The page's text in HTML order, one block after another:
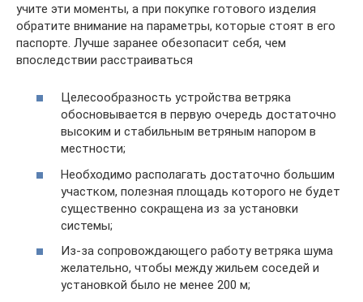
учите эти моменты, а при покупке готового изделия
обратите внимание на параметры, которые стоят в его
паспорте. Лучше заранее обезопасит себя, чем
впоследствии расстраиваться
Целесообразность устройства ветряка
обосновывается в первую очередь достаточно
высоким и стабильным ветряным напором в
местности;
Необходимо располагать достаточно большим
участком, полезная площадь которого не будет
существенно сокращена из за установки
системы;
Из-за сопровождающего работу ветряка шума
желательно, чтобы между жильем соседей и
установкой было не менее 200 м;